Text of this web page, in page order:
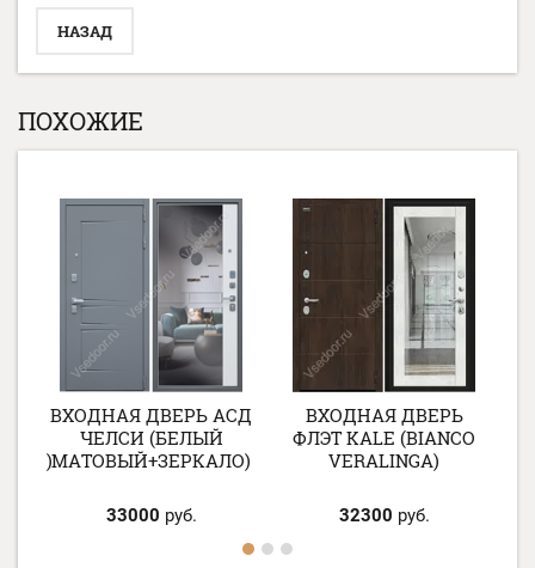
НАЗАД
ПОХОЖИЕ
ВХОДНАЯ ДВЕРЬ АСД
ЧЕЛСИ (БЕЛЫЙ
МАТОВЫЙ+ЗЕРКАЛО)
33000 руб.
ВХОДНАЯ ДВЕРЬ
ФЛЭТ KALE (BIANCO
VERALINGA)
32300 руб.